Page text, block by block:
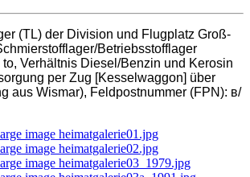
(TL) der Division und Flugplatz Groß-
Betriebsstofflager
Verhältnis Diesel/Benzin und Kerosin
per Zug [Kesselwaggon] über
aus Wismar), Feldpostnummer (FPN): в/